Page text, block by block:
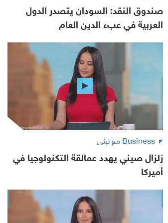
صندوق النقد: السودان يتصدر الدول
العربية في عبء الدين العام
Business مع لبنى
زلزال صيني يهدد عمالقة التكنولوجيا في
أميركا